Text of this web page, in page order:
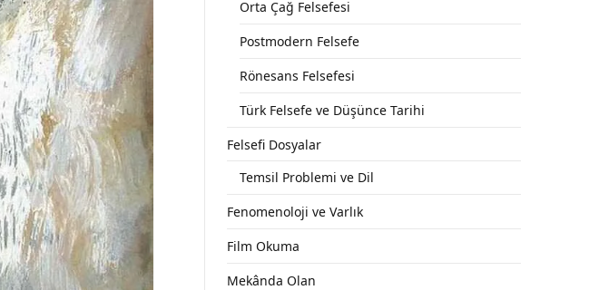
Orta Çağ Felsefesi
Postmodern Felsefe
Rönesans Felsefesi
Türk Felsefe ve Düşünce Tarihi
Felsefi Dosyalar
Temsil Problemi ve Dil
Fenomenoloji ve Varlık
Film Okuma
Mekânda Olan